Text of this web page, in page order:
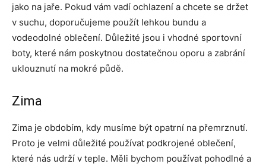
jako na jaře. Pokud vám vadí ochlazení a chcete se držet
v suchu, doporučujeme použít lehkou bundu a
vodeodolné oblečení. Důležité jsou i vhodné sportovní
boty, které nám poskytnou dostatečnou oporu a zabrání
uklouznutí na mokré půdě.
Zima
Zima je obdobím, kdy musíme být opatrní na přemrznutí.
Proto je velmi důležité používat podkrojené oblečení,
které nás udrží v teple. Měli bychom používat pohodlné a